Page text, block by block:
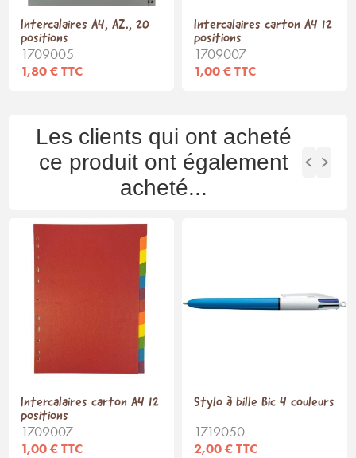
Intercalaires A4, AZ., 20
positions
1709005
1,80 € TTC
Intercalaires carton A4 12
positions
1709007
1,00 € TTC
Les clients qui ont acheté
ce produit ont également
acheté...
Intercalaires carton A4 12
positions
1709007
1,00 € TTC
Stylo à bille Bic 4 couleurs
1719050
2,00 € TTC